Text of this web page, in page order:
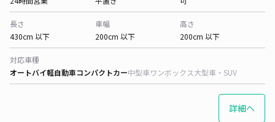
長さ
430cm 以下
車幅
200cm 以下
高さ
200cm 以下
対応車種
オートバイ軽自動車コンパクトカー中型車ワンボックス大型車・SUV
詳細へ